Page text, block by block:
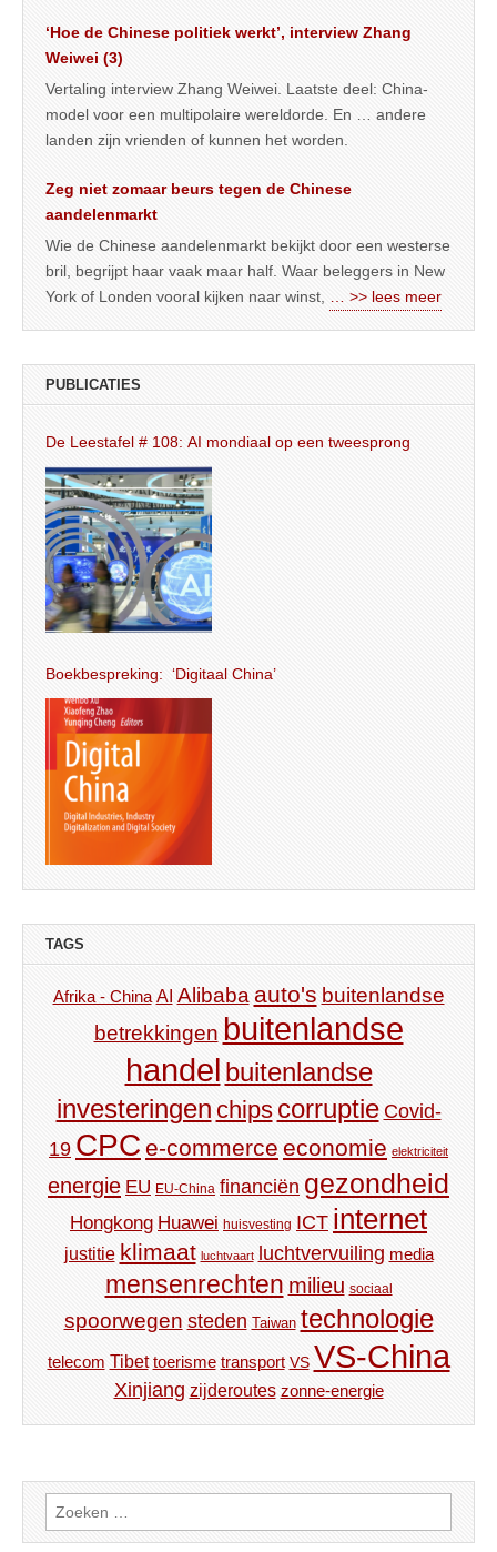
‘Hoe de Chinese politiek werkt’, interview Zhang
Weiwei (3)
Vertaling interview Zhang Weiwei. Laatste deel: China-
model voor een multipolaire wereldorde. En … andere
landen zijn vrienden of kunnen het worden.
Zeg niet zomaar beurs tegen de Chinese
aandelenmarkt
Wie de Chinese aandelenmarkt bekijkt door een westerse
bril, begrijpt haar vaak maar half. Waar beleggers in New
York of Londen vooral kijken naar winst,
… >> lees meer
PUBLICATIES
De Leestafel # 108: AI mondiaal op een tweesprong
Boekbespreking: ‘Digitaal China’
TAGS
Afrika - China AI Alibaba auto's buitenlandse
betrekkingen buitenlandse
handel buitenlandse
investeringen chips corruptie Covid-
19 CPC e-commerce economie elektriciteit
energie EU EU-China financiën gezondheid
Hongkong Huawei huisvesting ICT internet
justitie klimaat luchtvaart luchtvervuiling media
mensenrechten milieu sociaal
spoorwegen steden Taiwan technologie
telecom Tibet toerisme transport VS VS-China
Xinjiang zijderoutes zonne-energie
Zoeken
naar: